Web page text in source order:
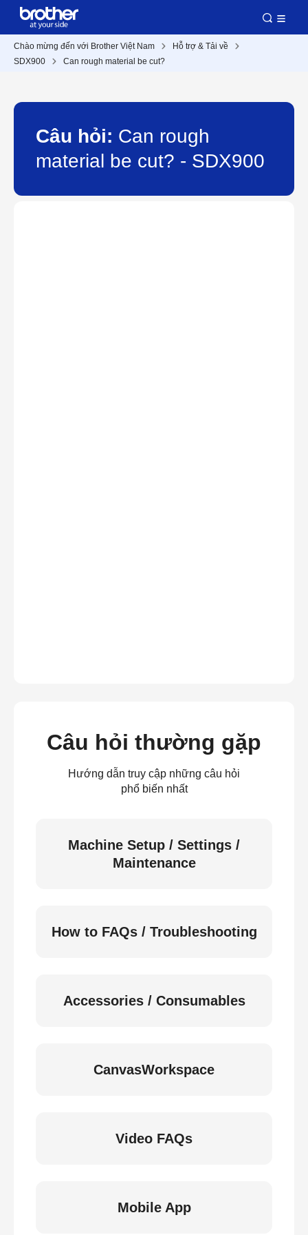
Chào mừng đến với Brother Việt Nam
Hỗ trợ & Tải về
SDX900
Can rough material be cut?
Câu hỏi: Can rough
material be cut? - SDX900
Câu hỏi thường gặp
Hướng dẫn truy cập những câu hỏi
phổ biến nhất
Machine Setup / Settings /
Maintenance
How to FAQs / Troubleshooting
Accessories / Consumables
CanvasWorkspace
Video FAQs
Mobile App